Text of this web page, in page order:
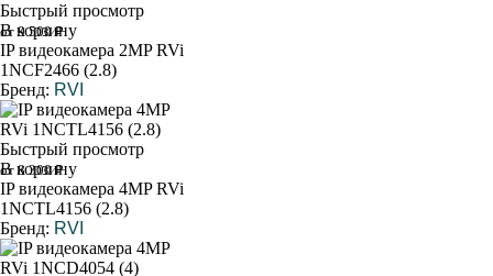
Быстрый просмотр
В корзину
от 9 500 ₽
IP видеокамера 2MP RVi
1NCF2466 (2.8)
Бренд: RVI
Быстрый просмотр
В корзину
от 8 300 ₽
IP видеокамера 4MP RVi
1NCTL4156 (2.8)
Бренд: RVI